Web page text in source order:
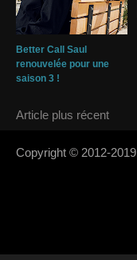
Better Call Saul
renouvelée pour une
saison 3 !
Article plus récent
Copyright © 2012-2019